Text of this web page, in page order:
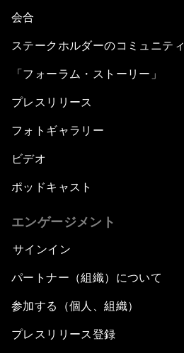
会合
ステークホルダーのコミュニティ
「フォーラム・ストーリー」
プレスリリース
フォトギャラリー
ビデオ
ポッドキャスト
エンゲージメント
サインイン
パートナー（組織）について
参加する（個人、組織）
プレスリリース登録